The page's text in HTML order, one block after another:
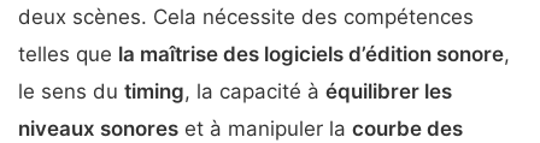
deux scènes. Cela nécessite des compétences
telles que la maîtrise des logiciels d’édition sonore,
le sens du timing, la capacité à équilibrer les
niveaux sonores et à manipuler la courbe des